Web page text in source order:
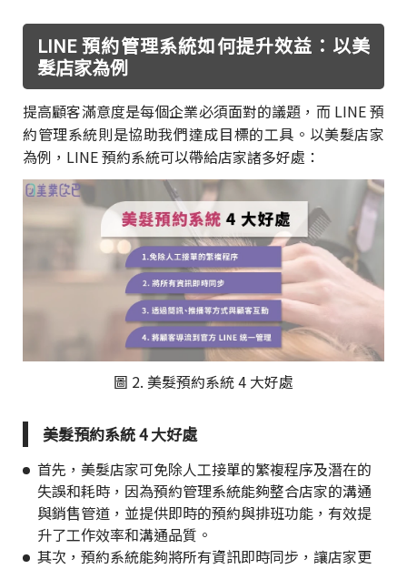
LINE 預約管理系統如何提升效益：以美
髮店家為例
提高顧客滿意度是每個企業必須面對的議題，而 LINE 預
約管理系統則是協助我們達成目標的工具。以美髮店家
為例，LINE 預約系統可以帶給店家諸多好處：
圖 2. 美髮預約系統 4 大好處
美髮預約系統 4 大好處
首先，美髮店家可免除人工接單的繁複程序及潛在的
失誤和耗時，因為預約管理系統能夠整合店家的溝通
與銷售管道，並提供即時的預約與排班功能，有效提
升了工作效率和溝通品質。
其次，預約系統能夠將所有資訊即時同步，讓店家更